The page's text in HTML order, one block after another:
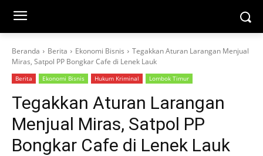
Beranda Berita Ekonomi Bisnis
Tegakkan Aturan Larangan Menjual
Miras, Satpol PP Bongkar Cafe di Lenek Lauk
Berita Ekonomi Bisnis Hukum Kriminal Lombok Timur
Tegakkan Aturan Larangan
Menjual Miras, Satpol PP
Bongkar Cafe di Lenek Lauk